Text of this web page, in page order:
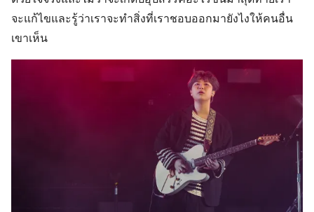
จะแก้ไขและรู้ว่าเราจะทำสิ่งที่เราชอบออกมายังไงให้คนอื่น
เขาเห็น